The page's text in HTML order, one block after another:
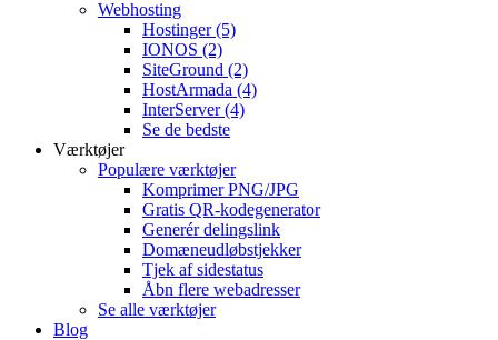
Webhosting
Hostinger(5)
IONOS (2)
SiteGround (2)
HostArmada (4)
InterServer(4)
Se de bedste
Værktøjer
Populære værktøjer
Komprimer PNG/JPG
Gratis QR-kodegenerator
Generér delingslink
Domæneudløbstjekker
Tjek af sidestatus
Åbn flere webadresser
Se alle værktøjer
Blog